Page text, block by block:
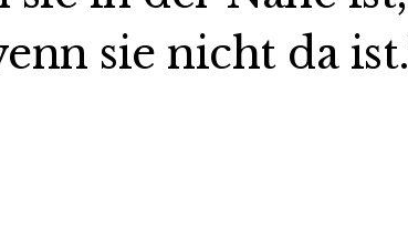
sie nicht da